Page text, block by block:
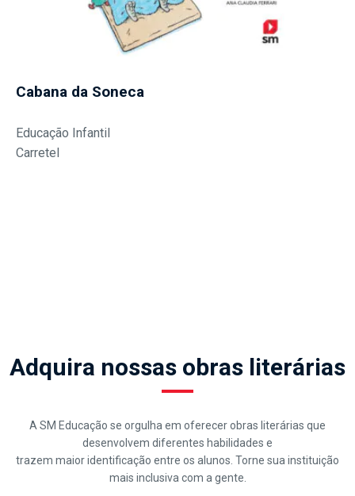
Cabana da Soneca
Educação Infantil
Carretel
Adquira nossas obras literárias
A SM Educação se orgulha em oferecer obras literárias que
desenvolvem diferentes habilidades e
trazem maior identificação entre os alunos. Torne sua instituição
mais inclusiva com a gente.